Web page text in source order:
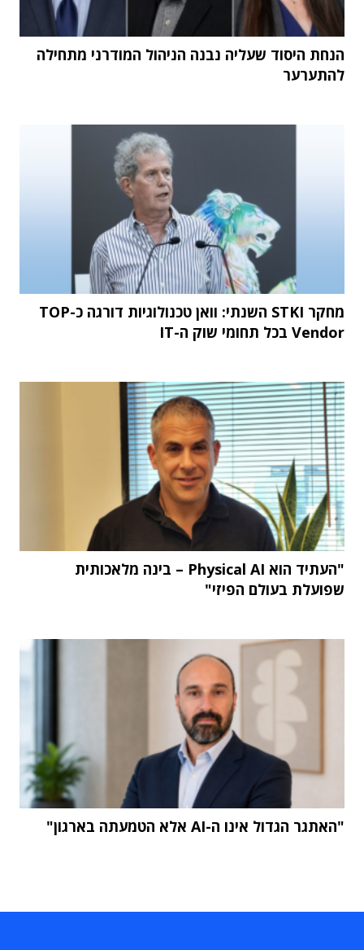
הנחת היסוד שעליה נבנה הניהול המודרני מתחילה
להתערער
מחקר STKI השנתי: וואן טכנולוגיות דורגה כ-TOP
Vendor בכל תחומי שוק ה-IT
"העתיד הוא Physical AI – בינה מלאכותית
שפועלת בעולם הפיזי"
"האתגר הגדול אינו ה-AI אלא הטמעתה בארגון"